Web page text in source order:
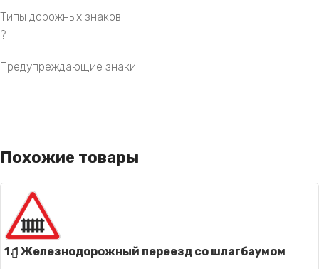
Типы дорожных знаков
?
Предупреждающие знаки
Похожие товары
1.1 Железнодорожный переезд со шлагбаумом